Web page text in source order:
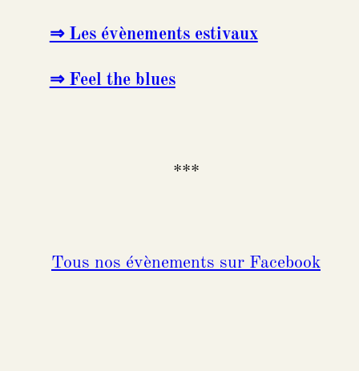
⇒ Les évènements estivaux
⇒ Feel the blues
***
Tous nos évènements sur Facebook